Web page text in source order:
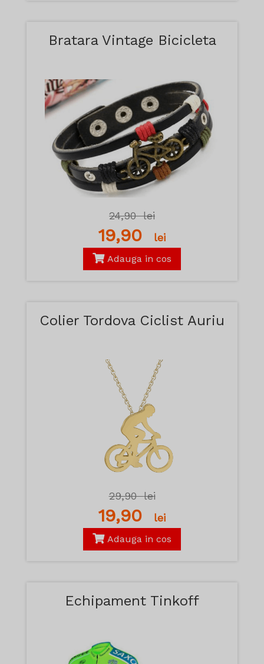
Bratara Vintage Bicicleta
24,90lei
19,90 lei
Adauga in cos
Colier Tordova Ciclist Auriu
29,90lei
19,90 lei
Adauga in cos
Echipament Tinkoff